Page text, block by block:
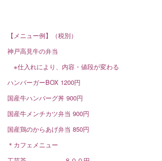
【メニュー例】（税別）
神戸高見牛の弁当
※仕入れにより、内容・値段が変わる
ハンバーガーBOX 1200円
国産牛ハンバーグ丼 900円
国産牛メンチカツ弁当 900円
国産鶏のからあげ弁当 850円
＊カフェメニュー